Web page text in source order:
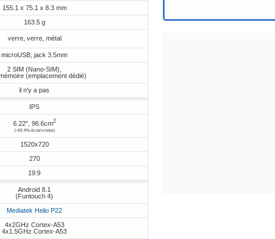
155.1 x 75.1 x 8.3 mm
163.5 g
verre, verre, métal
microUSB, jack 3.5mm
2 SIM (Nano-SIM),
(emplacement dédié)
il n'y a pas
IPS
6.22", 96.6cm2
(~82.9% écran-corps)
1520x720
270
19:9
Android 8.1
(Funtouch 4)
Mediatek Helio P22
4x2GHz Cortex-A53
4x1.5GHz Cortex-A53